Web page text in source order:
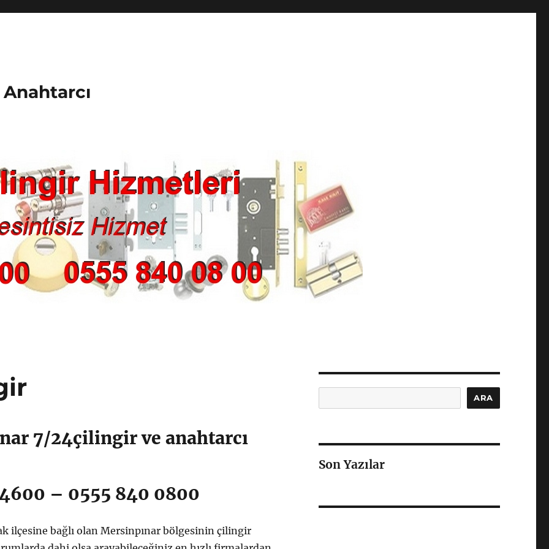
7/24çilingir ve anahtarcı
4600 – 0555 840 0800
ilçesine bağlı olan Mersinpınar bölgesinin çilingir
ARA
Son Yazılar